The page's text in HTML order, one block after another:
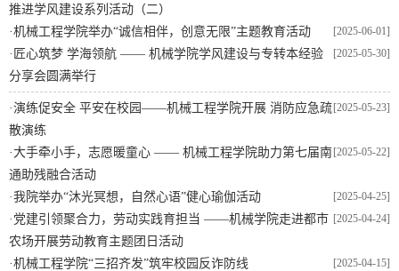
推进学风建设系列活动（二）
[2025-06-01]
·机械工程学院举办“诚信相伴，创意无限”主题教育活动
[2025-05-30]
· 匠心筑梦 学海领航 —— 机械学院学风建设与专转本经验
分享会圆满举行
[2025-05-23]
·演练促安全 平安在校园——机械工程学院开展 消防应急疏
散演练
[2025-05-22]
·大手牵小手，志愿暖童心 —— 机械工程学院助力第七届南
通助残融合活动
[2025-04-25]
·我院举办“沐光冥想，自然心语”健心瑜伽活动
[2025-04-24]
· 党建引领聚合力，劳动实践育担当 ——机械学院走进都市
农场开展劳动教育主题团日活动
[2025-04-15]
·机械工程学院“三招齐发”筑牢校园反诈防线